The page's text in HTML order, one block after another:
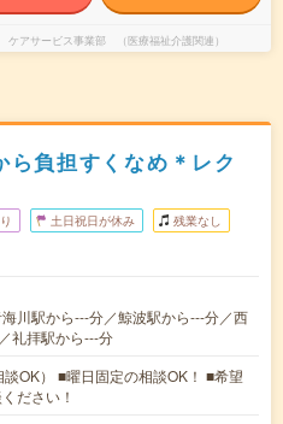
アサービス事業部 （医療福祉介護関連）
ら負担すくなめ＊レク
土日祝日が休み 残業なし
川駅から---分／鯨波駅から---分／西
礼拝駅から---分
OK） ■曜日固定の相談OK！ ■希望
ださい！